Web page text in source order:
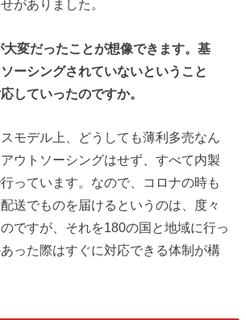
がありました。
変だったことが想像できます。基
ーシングされていないということ
していったのですか。
スモデル上、どうしても薄利多売なん
ウトソーシングはせず、すべて内製
っています。なので、コロナの時も
送でものを届けるというのは、度々
ですが、それを180の国と地域に行っ
った際はすぐに対応できる体制が構